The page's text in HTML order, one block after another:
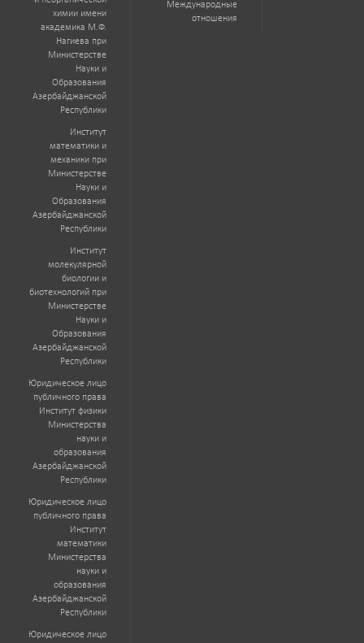
химии имени
академика М.Ф.
Нагиева при
Министерстве
Науки и
Образования
Азербайджанской
Республики
Институт
математики и
механики при
Министерстве
Науки и
Образования
Азербайджанской
Республики
Институт
молекулярной
биологии и
биотехнологий при
Министерстве
Науки и
Образования
Азербайджанской
Республики
Юридическое лицо
публичного права
Институт физики
Министерства
науки и
образования
Азербайджанской
Республики
Юридическое лицо
публичного права
Институт
математики
Министерства
науки и
образования
Азербайджанской
Республики
Юридическое лицо
Международные
отношения